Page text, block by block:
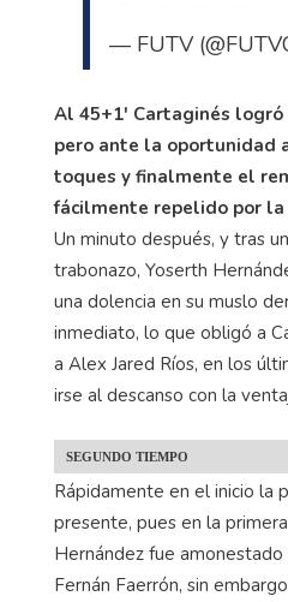
— FUTV
Al 45+1' Cartaginés
pero ante la oportunidad
toques y finalmente el
fácilmente repelido por
Un minuto después, y tras
trabonazo, Yoserth
una dolencia en su muslo
inmediato, lo que obligó a
a Alex Jared Ríos, en los
irse al descanso con la
SEGUNDO TIEMPO
Rápidamente en el inicio la
presente, pues en la
Hernández fue
Fernán Faerrón, sin